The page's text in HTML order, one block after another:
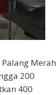
Merah
200
400